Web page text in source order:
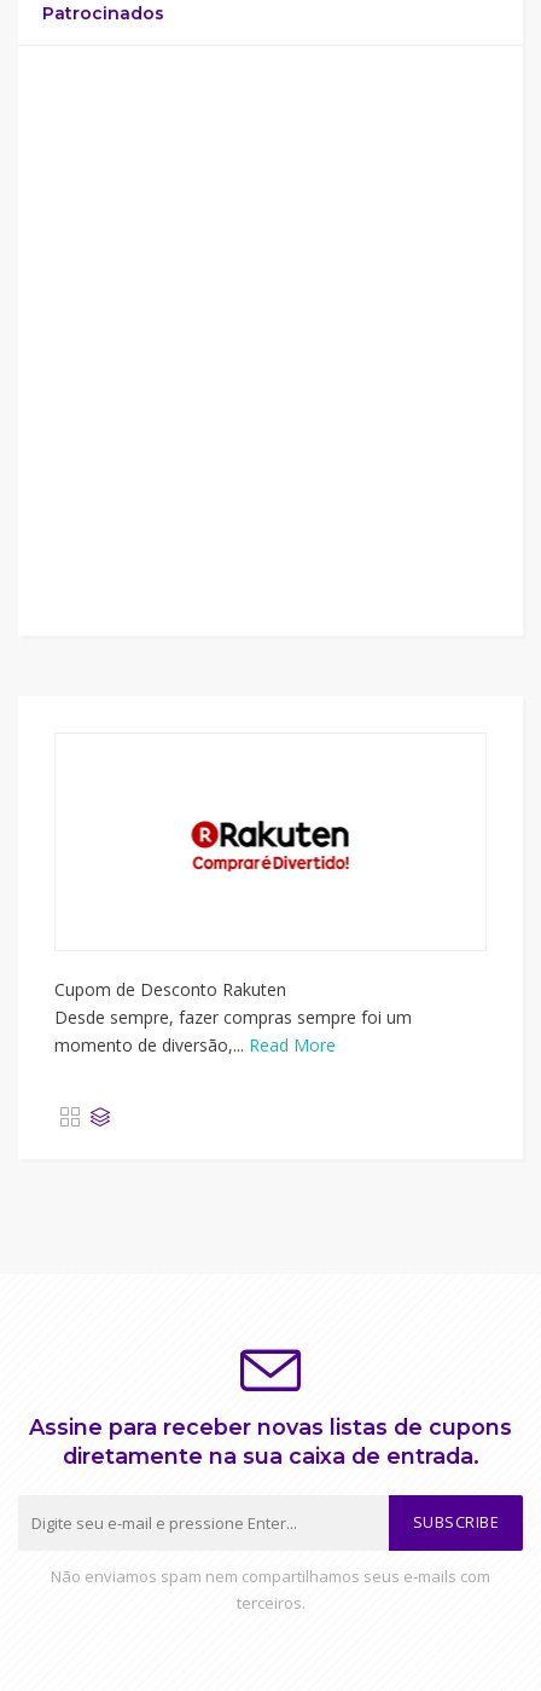
Patrocinados
Cupom de Desconto Rakuten
Desde sempre, fazer compras sempre foi um
momento de diversão,... Read More
Assine para receber novas listas de cupons
diretamente na sua caixa de entrada.
SUBSCRIBE
Não enviamos spam nem compartilhamos seus e-mails com
terceiros.